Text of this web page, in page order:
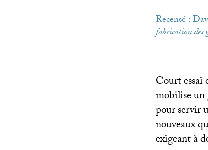
Recensé :
fabrication
Court essai
mobilise un
pour servir
nouveaux
exigeant à